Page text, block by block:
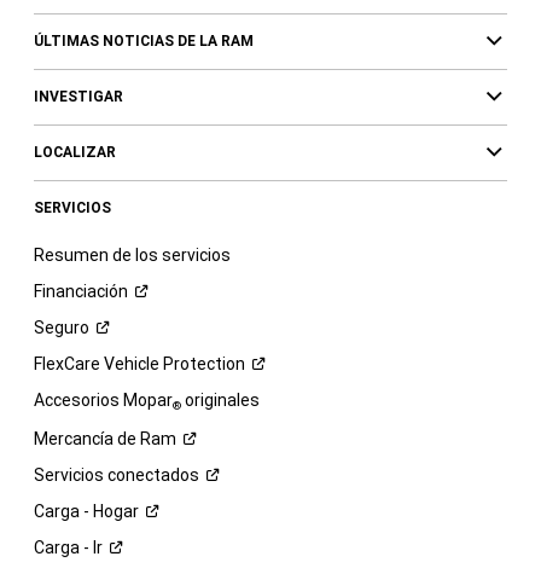
ÚLTIMAS NOTICIAS DE LA RAM
INVESTIGAR
LOCALIZAR
SERVICIOS
Resumen de los servicios
Financiación
Seguro
FlexCare Vehicle Protection
Accesorios Mopar®originales
Mercancía de Ram
Servicios conectados
Carga - Hogar
Carga - Ir